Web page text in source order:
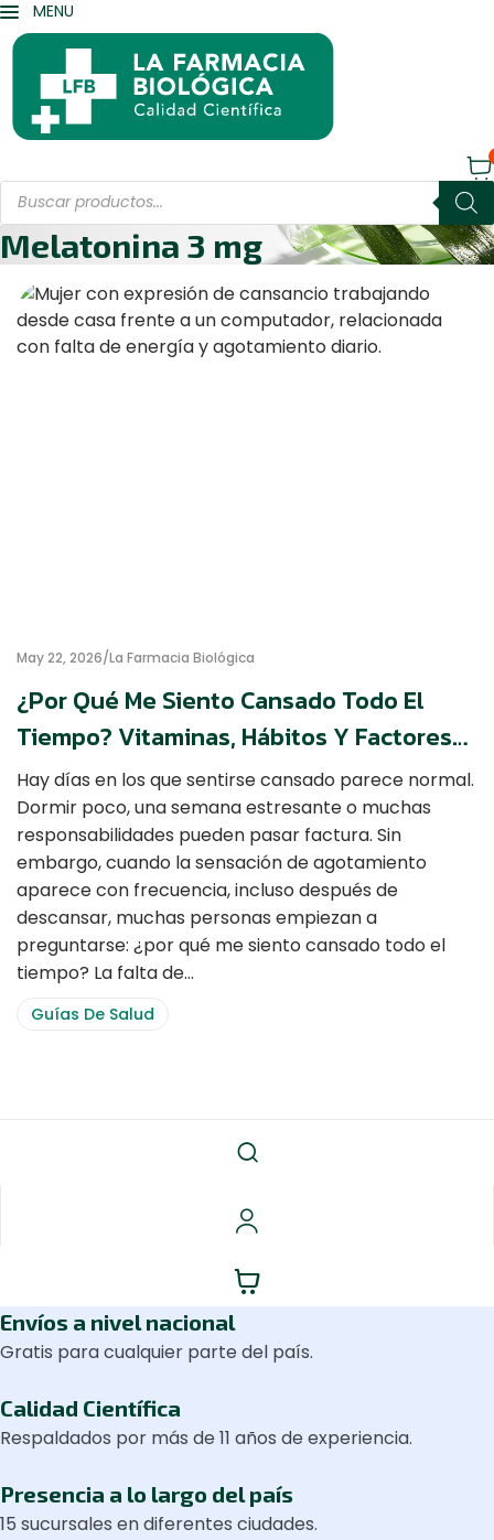
MENU
Products
search
Melatonina 3 mg
May 22, 2026 La Farmacia Biológica
¿Por Qué Me Siento Cansado Todo El
Tiempo? Vitaminas, Hábitos Y Factores
Que Podrían Influir En Tu Energía Diaria
Hay días en los que sentirse cansado parece normal.
Dormir poco, una semana estresante o muchas
responsabilidades pueden pasar factura. Sin
embargo, cuando la sensación de agotamiento
aparece con frecuencia, incluso después de
descansar, muchas personas empiezan a
preguntarse: ¿por qué me siento cansado todo el
tiempo? La falta de…
Categories
Guías De Salud
Envíos a nivel nacional
Gratis para cualquier parte del país.
Calidad Científica
Respaldados por más de 11 años de experiencia.
Presencia a lo largo del país
15 sucursales en diferentes ciudades.